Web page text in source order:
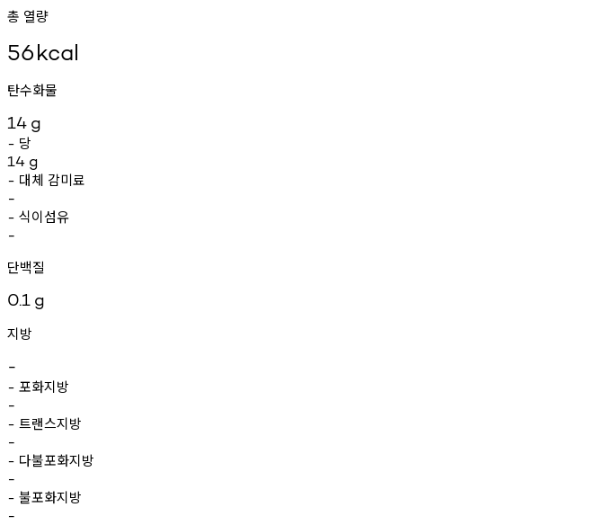
총 열량
56kcal
탄수화물
14 g
- 당
14 g
- 대체 감미료
-
- 식이섬유
-
단백질
0.1 g
지방
-
- 포화지방
-
- 트랜스지방
-
- 다불포화지방
-
- 불포화지방
-